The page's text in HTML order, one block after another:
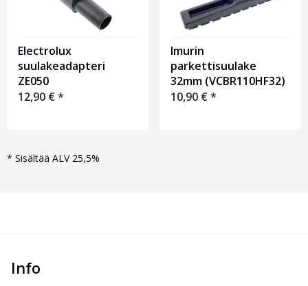
Electrolux
suulakeadapteri
ZE050
12,90 €*
Imurin
parkettisuulake
32mm (VCBR110HF32)
10,90 €*
* Sisältää ALV 25,5%
Info